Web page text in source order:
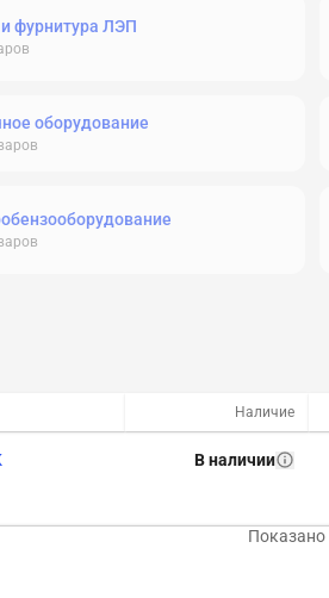
фурнитура ЛЭП
оборудование
Наличие
В наличии
Показано